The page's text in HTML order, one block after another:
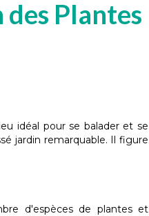
des Plantes
idéal pour se balader et se
jardin remarquable. Il figure
d'espèces de plantes et